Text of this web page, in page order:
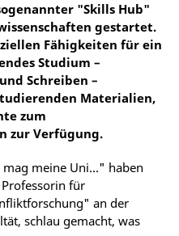
"Skills Hub"
gestartet.
Fähigkeiten für ein
Studium –
Schreiben –
Materialien,
zum
zur Verfügung.
meine Uni..." haben
für
an der
schlau gemacht, was